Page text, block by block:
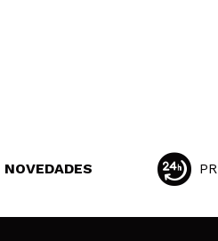
NOVEDADES